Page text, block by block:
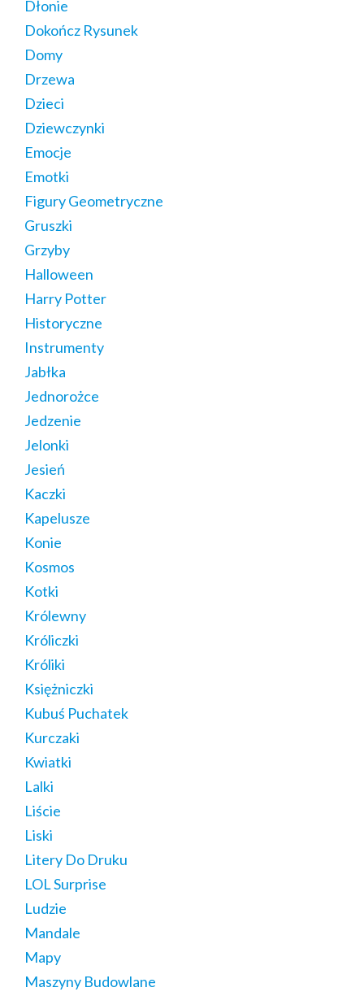
Dłonie
Dokończ Rysunek
Domy
Drzewa
Dzieci
Dziewczynki
Emocje
Emotki
Figury Geometryczne
Gruszki
Grzyby
Halloween
Harry Potter
Historyczne
Instrumenty
Jabłka
Jednorożce
Jedzenie
Jelonki
Jesień
Kaczki
Kapelusze
Konie
Kosmos
Kotki
Królewny
Króliczki
Króliki
Księżniczki
Kubuś Puchatek
Kurczaki
Kwiatki
Lalki
Liście
Liski
Litery Do Druku
LOL Surprise
Ludzie
Mandale
Mapy
Maszyny Budowlane